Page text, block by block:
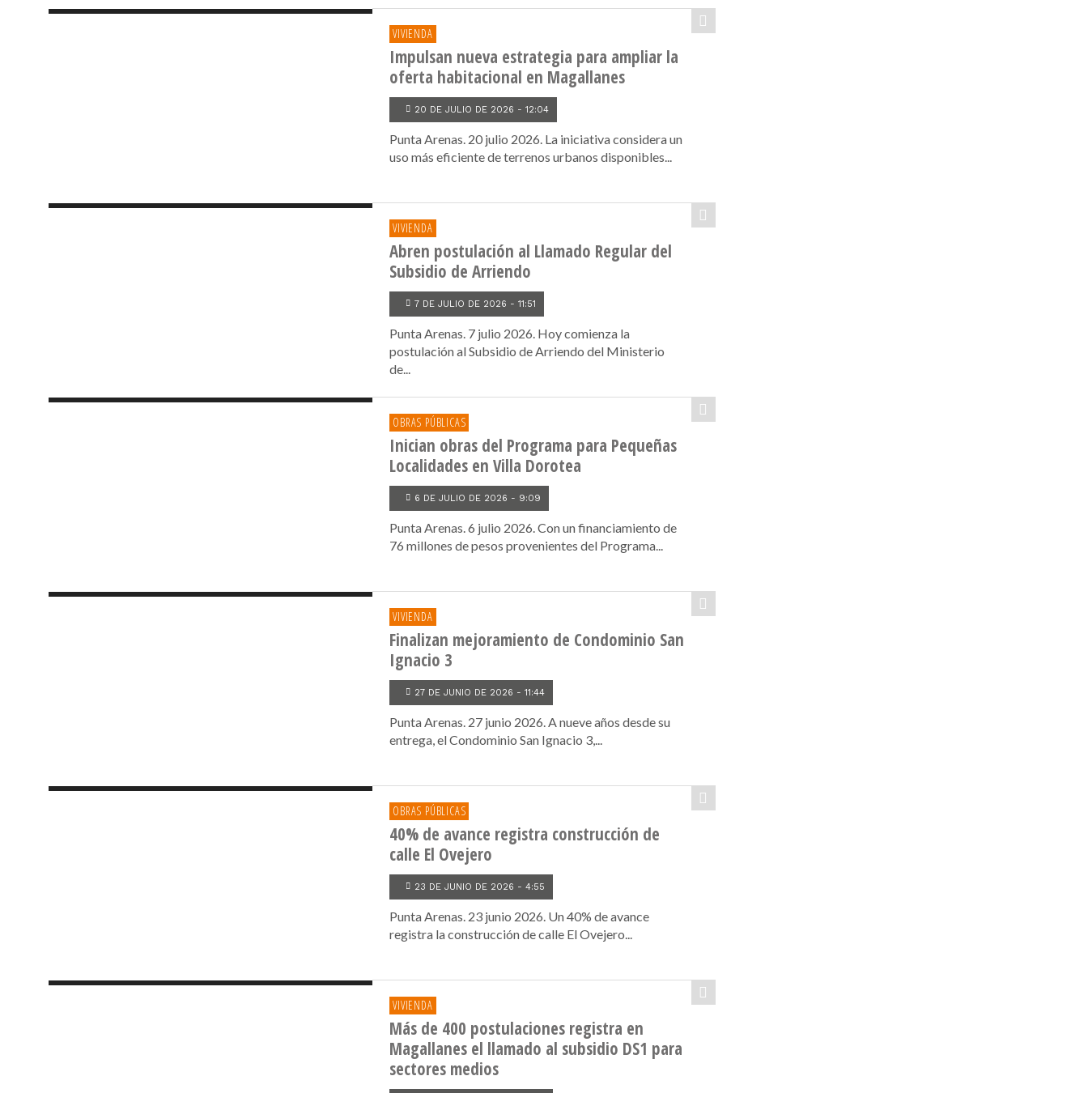
VIVIENDA
Impulsan nueva estrategia para ampliar la
oferta habitacional en Magallanes
20 DE JULIO DE 2026 - 12:04
Punta Arenas. 20 julio 2026. La iniciativa considera un
uso más eficiente de terrenos urbanos disponibles...
VIVIENDA
Abren postulación al Llamado Regular del
Subsidio de Arriendo
7 DE JULIO DE 2026 - 11:51
Punta Arenas. 7 julio 2026. Hoy comienza la
postulación al Subsidio de Arriendo del Ministerio
de...
OBRAS PÚBLICAS
Inician obras del Programa para Pequeñas
Localidades en Villa Dorotea
6 DE JULIO DE 2026 - 9:09
Punta Arenas. 6 julio 2026. Con un financiamiento de
76 millones de pesos provenientes del Programa...
VIVIENDA
Finalizan mejoramiento de Condominio San
Ignacio 3
27 DE JUNIO DE 2026 - 11:44
Punta Arenas. 27 junio 2026. A nueve años desde su
entrega, el Condominio San Ignacio 3,...
OBRAS PÚBLICAS
40% de avance registra construcción de
calle El Ovejero
23 DE JUNIO DE 2026 - 4:55
Punta Arenas. 23 junio 2026. Un 40% de avance
registra la construcción de calle El Ovejero...
VIVIENDA
Más de 400 postulaciones registra en
Magallanes el llamado al subsidio DS1 para
sectores medios